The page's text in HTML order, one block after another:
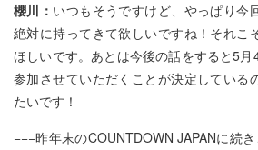
櫻川： いつもそうですけど、やっぱり今
絶対に持ってきて欲しいですね！それこ
ほしいです。あとは今後の話をすると5月
参加させていただくことが決定している
たいです！
−−−昨年末のCOUNTDOWN JAPANに続